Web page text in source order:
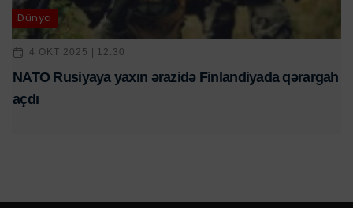
Dünya
4 OKT 2025 | 12:30
NATO Rusiyaya yaxın ərazidə Finlandiyada qərargah
açdı